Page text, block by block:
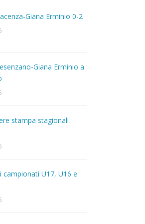
Giana Erminio 0-2
Giana Erminio a
stampa stagionali
campionati U17, U16 e